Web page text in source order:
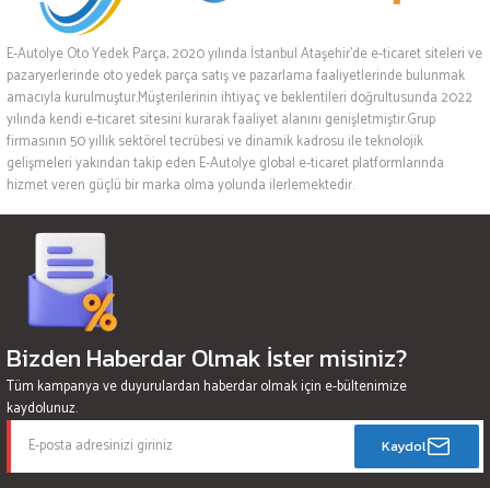
E-Autolye Oto Yedek Parça, 2020 yılında İstanbul Ataşehir’de e-ticaret siteleri ve
pazaryerlerinde oto yedek parça satış ve pazarlama faaliyetlerinde bulunmak
amacıyla kurulmuştur.Müşterilerinin ihtiyaç ve beklentileri doğrultusunda 2022
yılında kendi e-ticaret sitesini kurarak faaliyet alanını genişletmiştir.Grup
firmasının 50 yıllık sektörel tecrübesi ve dinamik kadrosu ile teknolojik
gelişmeleri yakından takip eden E-Autolye global e-ticaret platformlarında
hizmet veren güçlü bir marka olma yolunda ilerlemektedir.
Bizden Haberdar Olmak İster misiniz?
Tüm kampanya ve duyurulardan haberdar olmak için e-bültenimize
kaydolunuz.
Kaydol